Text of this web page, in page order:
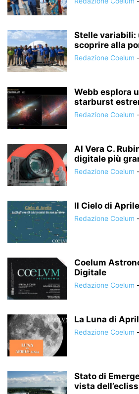
Stelle variabili:
scoprire alla
Redazione Coelum -
Webb esplora
starburst
Redazione Coelum -
Al Vera C.
digitale più
Redazione Coelum -
Il Cielo di
Redazione Coelum -
Coelum
Digitale
Redazione Coelum -
La Luna di
Redazione Coelum -
Stato di
vista